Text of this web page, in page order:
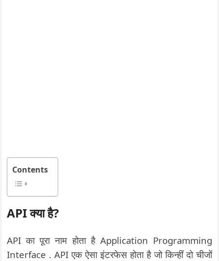
Contents
API क्या है?
API का पूरा नाम होता है Application Programming
Interface . API एक ऐसा इंटरफेस होता है जो किन्हीं दो चीजों